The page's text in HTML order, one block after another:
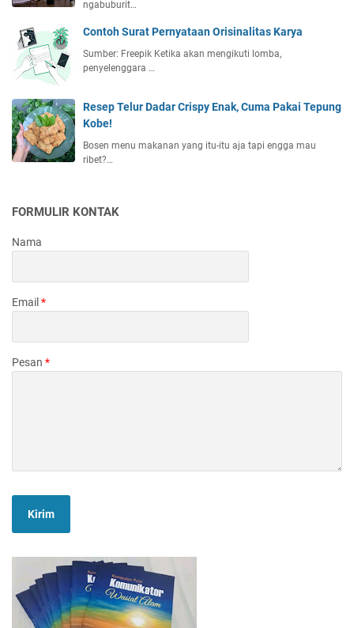
ngabuburit…
Contoh Surat Pernyataan Orisinalitas Karya
Sumber: Freepik Ketika akan mengikuti lomba,
penyelenggara …
Resep Telur Dadar Crispy Enak, Cuma Pakai Tepung
Kobe!
Bosen menu makanan yang itu-itu aja tapi engga mau
ribet?…
FORMULIR KONTAK
Nama
Email *
Pesan *